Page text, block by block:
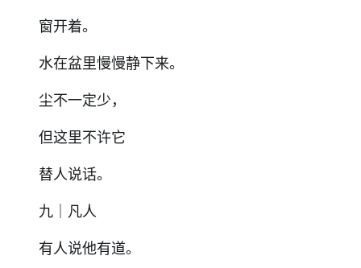
窗开着。
水在盆里慢慢静下来。
尘不一定少，
但这里不许它
替人说话。
九｜凡人
有人说他有道。